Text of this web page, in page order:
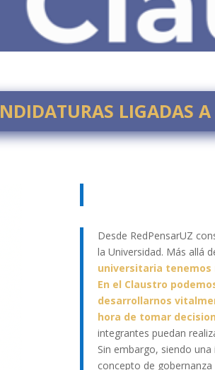
LIGADAS A
Desde RedPensarUZ
la Universidad. Más allá
universitaria tenemos
En el Claustro
desarrollarnos
hora de tomar
integrantes puedan
Sin embargo, siendo
concepto de